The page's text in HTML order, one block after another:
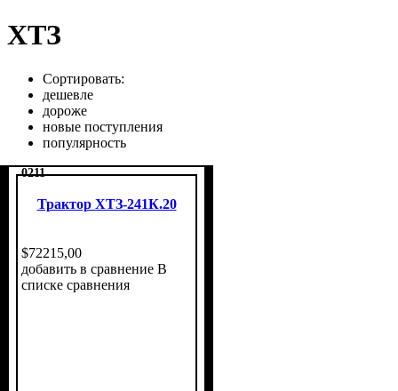
ХТЗ
Сортировать:
дешевле
дороже
новые поступления
популярность
0211
Трактор ХТЗ-241К.20
$72215,00
добавить в сравнение В
списке сравнения